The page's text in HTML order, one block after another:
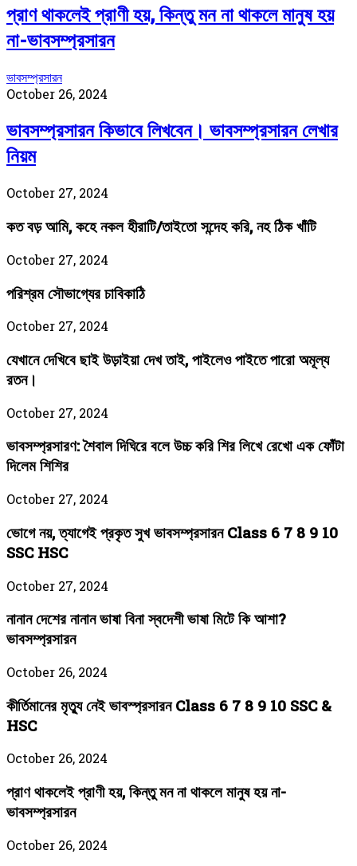
প্রাণ থাকলেই প্রাণী হয়, কিন্তু মন না থাকলে মানুষ হয়
না-ভাবসম্প্রসারন
ভাবসম্প্রসারন
October 26, 2024
ভাবসম্প্রসারন কিভাবে লিখবেন। ভাবসম্প্রসারন লেখার
নিয়ম
October 27, 2024
কত বড় আমি, কহে নকল হীরাটি/তাইতো সন্দেহ করি, নহ ঠিক খাঁটি
October 27, 2024
পরিশ্রম সৌভাগ্যের চাবিকাঠি
October 27, 2024
যেখানে দেখিবে ছাই উড়াইয়া দেখ তাই, পাইলেও পাইতে পারো অমূল্য
রতন।
October 27, 2024
ভাবসম্প্রসারণ: শৈবাল দিঘিরে বলে উচ্চ করি শির লিখে রেখো এক ফোঁটা
দিলেম শিশির
October 27, 2024
ভোগে নয়, ত্যাগেই প্রকৃত সুখ ভাবসম্প্রসারন Class 6 7 8 9 10
‍SSC HSC
October 27, 2024
নানান দেশের নানান ভাষা বিনা স্বদেশী ভাষা মিটে কি আশা?
ভাবসম্প্রসারন
October 26, 2024
কীর্তিমানের মৃত্যু নেই ভাবস্প্রসারন Class 6 7 8 9 10 SSC &
HSC
October 26, 2024
প্রাণ থাকলেই প্রাণী হয়, কিন্তু মন না থাকলে মানুষ হয় না-
ভাবসম্প্রসারন
October 26, 2024